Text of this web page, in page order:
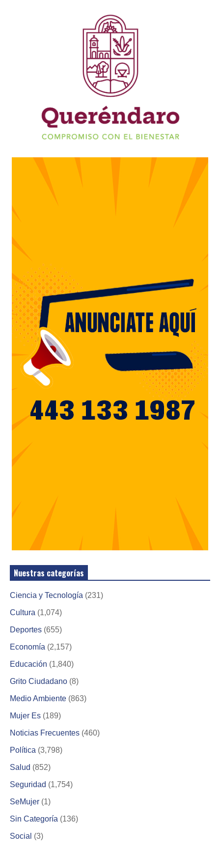
Nuestras categorías
Ciencia y Tecnología (231)
Cultura (1,074)
Deportes (655)
Economía (2,157)
Educación (1,840)
Grito Ciudadano (8)
Medio Ambiente (863)
Mujer Es (189)
Noticias Frecuentes (460)
Política (3,798)
Salud (852)
Seguridad (1,754)
SeMujer (1)
Sin Categoría (136)
Social (3)